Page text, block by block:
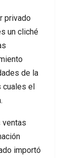
privado
un cliché
de la
cuales el
ventas
importó